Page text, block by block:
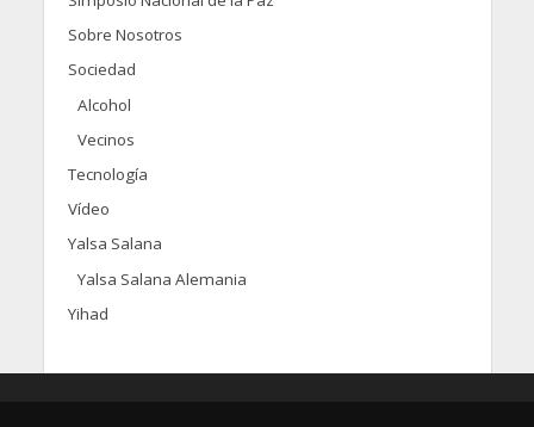
Sobre Nosotros
Sociedad
Alcohol
Vecinos
Tecnología
Vídeo
Yalsa Salana
Yalsa Salana Alemania
Yihad